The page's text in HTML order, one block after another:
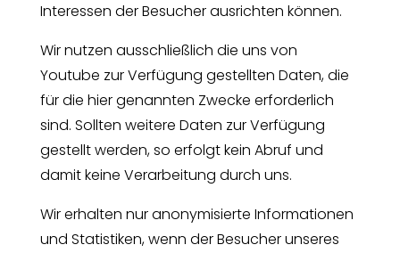
Interessen der Besucher ausrichten können.
Wir nutzen ausschließlich die uns von
Youtube zur Verfügung gestellten Daten, die
für die hier genannten Zwecke erforderlich
sind. Sollten weitere Daten zur Verfügung
gestellt werden, so erfolgt kein Abruf und
damit keine Verarbeitung durch uns.
Wir erhalten nur anonymisierte Informationen
und Statistiken, wenn der Besucher unseres